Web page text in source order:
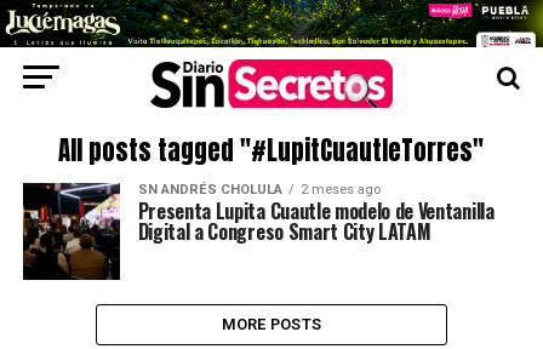
All posts tagged "#LupitCuautleTorres"
SN ANDRÉS CHOLULA 2 meses ago
Presenta Lupita Cuautle modelo de Ventanilla
Digital a Congreso Smart City LATAM
MORE POSTS